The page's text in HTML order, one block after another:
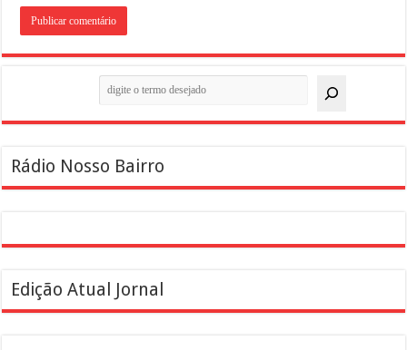
Rádio Nosso Bairro
Edição Atual Jornal